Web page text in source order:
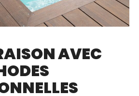
AVEC